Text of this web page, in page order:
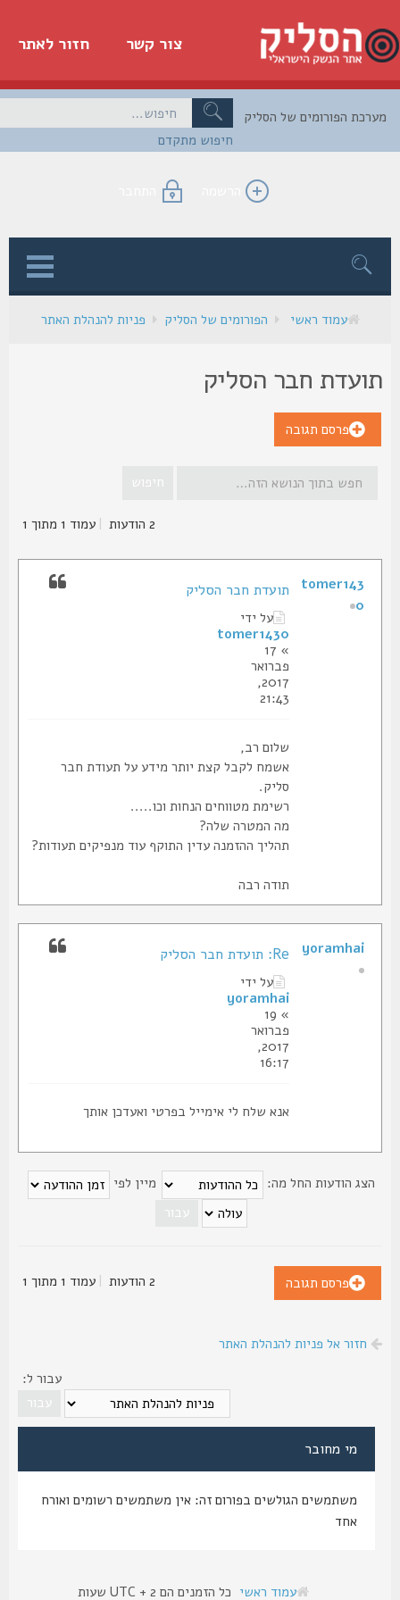
חזור לאתר צור קשר
חיפוש מתקדם
הפורומים של הסליק
הרשמה התחבר
עמוד ראשי הפורומים של הסליק פניות להנהלת האתר
חבר הסליק
פרסם תגובה
|עמוד1מתוך1
תועדת חבר הסליק
על ידי
tomer1430
פברואר
2017,
21:43
שלום רב,
אשמח לקבל קצת יותר מידע על תעודת חבר
סליק.
רשימת מטווחים הנחות וכו.....
מה המטרה שלה?
תהליך ההזמנה עדין התוקף עוד מנפיקים תעודות?
תודה רבה
tomer143
Re: תועדת חבר הסליק
על ידי
yoramhai
פברואר
2017,
16:17
אנא שלח לי אימייל בפרטי ואעדכן אותך
yoramhai
הודעות החל מה: מיין לפי
פרסם תגובה |עמוד1מתוך1
חזור אל פניות להנהלת האתר
עבור ל:
מי מחובר
משתמשים הגולשים בפורום זה: אין משתמשים רשומים ואורח
עמוד ראשי כל הזמנים הם UTC + 2 שעות